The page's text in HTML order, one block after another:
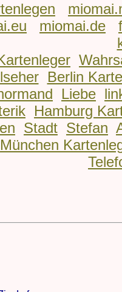
miomai.de
Berlin
Liebe
Hamburg
Stadt Stefan
München